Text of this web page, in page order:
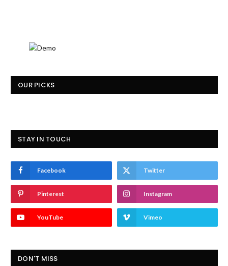
OUR PICKS
STAY IN TOUCH
Facebook Twitter
Pinterest Instagram
YouTube Vimeo
DON'T MISS